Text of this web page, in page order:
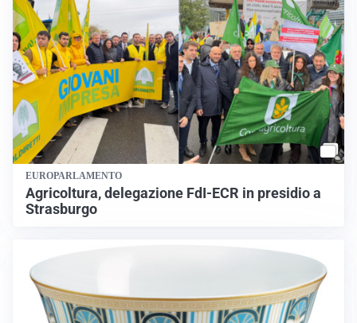
EUROPARLAMENTO
Agricoltura, delegazione FdI-ECR in presidio a
Strasburgo